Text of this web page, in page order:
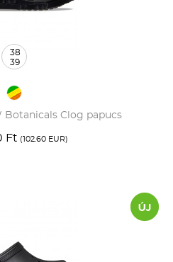
Botanicals Clog papucs
Ft (102.60 EUR)
38
39